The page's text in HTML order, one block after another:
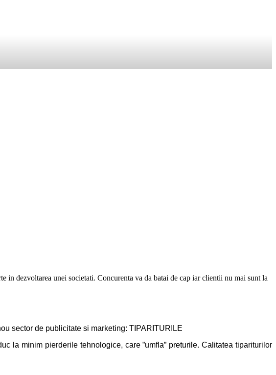
in dezvoltarea unei societati. Concurenta va da batai de cap iar clientii nu mai sunt la
sector de publicitate si marketing: TIPARITURILE
la minim pierderile tehnologice, care ”umfla” preturile.Calitatea tipariturilor